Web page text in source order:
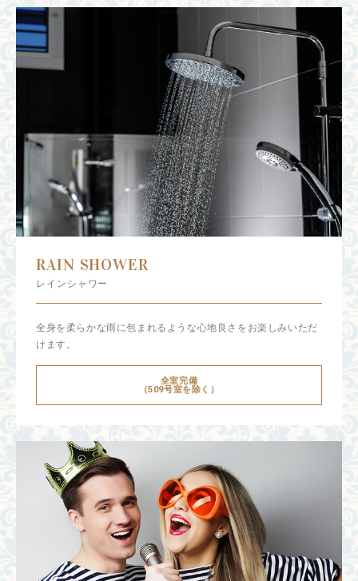
RAIN SHOWER
レインシャワー
全身を柔らかな雨に包まれるような心地良さをお楽しみいただ
けます。
全室完備
（509号室を除く）